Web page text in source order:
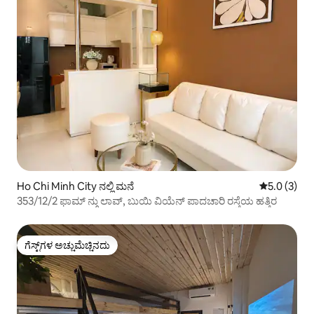
Ho Chi Minh City ನಲ್ಲಿ ಮನೆ 5 ರಲ್ಲಿ 5.0
5.0 (3)
353/12/2 ಫಾಮ್ ನ್ಗು ಲಾವ್, ಬುಯಿ ವಿಯೆನ್ ಪಾದಚಾರಿ ರಸ್ತೆಯ ಹತ್ತಿರ
ಗೆಸ್ಟ್‌ಗಳ ಅಚ್ಚುಮೆಚ್ಚಿನದು
ಗೆಸ್ಟ್‌ಗಳ ಅಚ್ಚುಮೆಚ್ಚಿನದು